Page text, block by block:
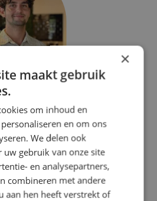
helpt je
jouw vragen. Benno staat
graag!
×
maakt gebruik
om inhoud en
en om ons
We delen ook
gebruik van onze site
en analysepartners,
combineren met andere
aan hen heeft verstrekt of